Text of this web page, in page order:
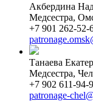
Акбердина
Медсестра,
+7 901 262-52-
Танаева
Медсестра,
+7 902 611-94-
patronage-